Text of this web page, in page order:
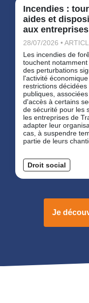
Incendies :
aides et
aux
28/07/2026 •
Les incendies de
touchent
des perturbations
l'activité
restrictions
publiques,
d'accès à certains
de sécurité pour les
les entreprises de
adapter leur
cas, à suspendre
partie de leurs
Droit social
Je